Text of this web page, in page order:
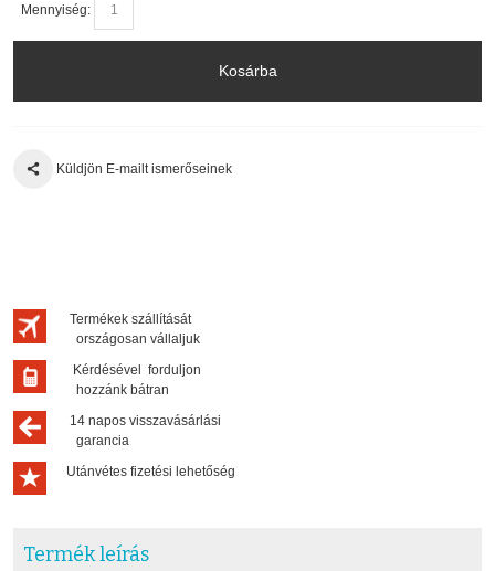
Mennyiség:
Kosárba
Küldjön E-mailt ismerőseinek
Termékek szállítását
országosan vállaljuk
Kérdésével forduljon
hozzánk bátran
14 napos visszavásárlási
garancia
Utánvétes fizetési lehetőség
Termék leírás